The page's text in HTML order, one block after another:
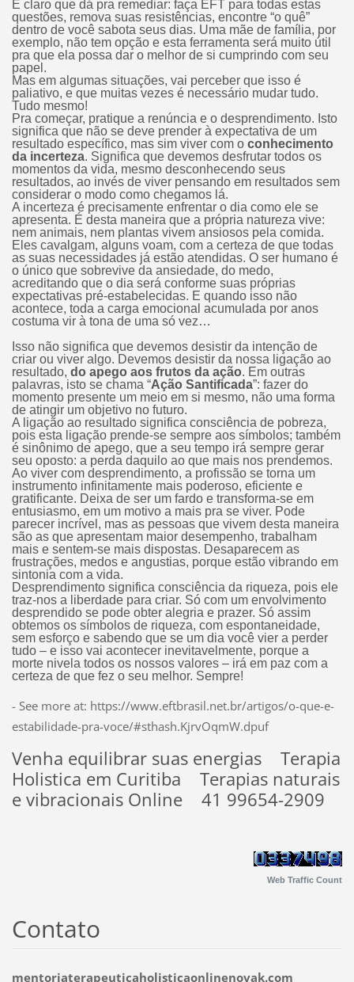
É claro que dá pra remediar: faça EFT para todas estas
questões, remova suas resistências, encontre “o quê”
dentro de você sabota seus dias. Uma mãe de família, por
exemplo, não tem opção e esta ferramenta será muito útil
pra que ela possa dar o melhor de si cumprindo com seu
papel.
Mas em algumas situações, vai perceber que isso é
paliativo, e que muitas vezes é necessário mudar tudo.
Tudo mesmo!
Pra começar, pratique a renúncia e o desprendimento. Isto
significa que não se deve prender à expectativa de um
resultado específico, mas sim viver com o conhecimento
da incerteza. Significa que devemos desfrutar todos os
momentos da vida, mesmo desconhecendo seus
resultados, ao invés de viver pensando em resultados sem
considerar o modo como chegamos lá.
A incerteza é precisamente enfrentar o dia como ele se
apresenta. É desta maneira que a própria natureza vive:
nem animais, nem plantas vivem ansiosos pela comida.
Eles cavalgam, alguns voam, com a certeza de que todas
as suas necessidades já estão atendidas. O ser humano é
o único que sobrevive da ansiedade, do medo,
acreditando que o dia será conforme suas próprias
expectativas pré-estabelecidas. E quando isso não
acontece, toda a carga emocional acumulada por anos
costuma vir à tona de uma só vez…
Isso não significa que devemos desistir da intenção de
criar ou viver algo. Devemos desistir da nossa ligação ao
resultado, do apego aos frutos da ação. Em outras
palavras, isto se chama “Ação Santificada”: fazer do
momento presente um meio em si mesmo, não uma forma
de atingir um objetivo no futuro.
A ligação ao resultado significa consciência de pobreza,
pois esta ligação prende-se sempre aos símbolos; também
é sinônimo de apego, que a seu tempo irá sempre gerar
seu oposto: a perda daquilo ao que mais nos prendemos.
Ao viver com desprendimento, a profissão se torna um
instrumento infinitamente mais poderoso, eficiente e
gratificante. Deixa de ser um fardo e transforma-se em
entusiasmo, em um motivo a mais pra se viver. Pode
parecer incrível, mas as pessoas que vivem desta maneira
são as que apresentam maior desempenho, trabalham
mais e sentem-se mais dispostas. Desaparecem as
frustrações, medos e angustias, porque estão vibrando em
sintonia com a vida.
Desprendimento significa consciência da riqueza, pois ele
traz-nos a liberdade para criar. Só com um envolvimento
desprendido se pode obter alegria e prazer. Só assim
obtemos os símbolos de riqueza, com espontaneidade,
sem esforço e sabendo que se um dia você vier a perder
tudo – e isso vai acontecer inevitavelmente, porque a
morte nivela todos os nossos valores – irá em paz com a
certeza de que fez o seu melhor. Sempre!
- See more at: https://www.eftbrasil.net.br/artigos/o-que-e-
estabilidade-pra-voce/#sthash.KjrvOqmW.dpuf
Venha equilibrar suas energias Terapia
Holistica em Curitiba Terapias naturais
e vibracionais Online 41 99654-2909
Web Traffic Count
Contato
mentoriaterapeuticaholisticaonlinenovak.com